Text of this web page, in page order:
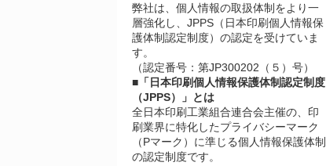
弊社は、個人情報の取扱体制をより一
層強化し、JPPS（日本印刷個人情報保
護体制認定制度）の認定を受けていま
す。
（認定番号：第JP300202（５）号）
■「日本印刷個人情報保護体制認定制度
（JPPS）」とは
全日本印刷工業組合連合会主催の、印
刷業界に特化したプライバシーマーク
（Pマーク）に準じる個人情報保護体制
の認定制度です。